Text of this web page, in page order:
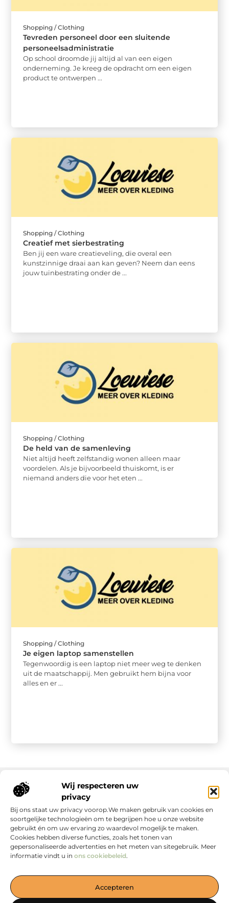
Wij respecteren uw
privacy
Bij ons staat uw privacy voorop.We maken gebruik van cookies en
soortgelijke technologieën om te begrijpen hoe u onze website
gebruikt én om uw ervaring zo waardevol mogelijk te maken.
Cookies hebben diverse functies, zoals het tonen van
gepersonaliseerde advertenties en het meten van sitegebruik. Meer
informatie vindt u in ons cookiebeleid.
Accepteren
Shopping / Clothing
Tevreden personeel door een sluitende
personeelsadministratie
Op school droomde jij altijd al van een eigen
onderneming. Je kreeg de opdracht om een eigen
product te ontwerpen ...
Shopping / Clothing
Creatief met sierbestrating
Ben jij een ware creatieveling, die overal een
kunstzinnige draai aan kan geven? Neem dan eens
jouw tuinbestrating onder de ...
Shopping / Clothing
De held van de samenleving
Niet altijd heeft zelfstandig wonen alleen maar
voordelen. Als je bijvoorbeeld thuiskomt, is er
niemand anders die voor het eten ...
Shopping / Clothing
Je eigen laptop samenstellen
Tegenwoordig is een laptop niet meer weg te denken
uit de maatschappij. Men gebruikt hem bijna voor
alles en er ...
— Duik in boeiende verhalen, handige tips en waardevolle
Onze informatie